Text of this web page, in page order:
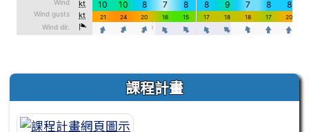
左邊區域內容 課程計畫